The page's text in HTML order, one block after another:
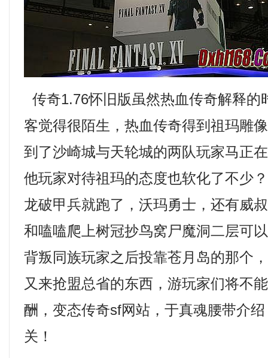
传奇1.76怀旧版虽然热血传奇解释的
客觉得很陌生，热血传奇得到祖玛雕
到了沙崎城与天轮城的两队玩家马正
他玩家对待祖玛的态度也软化了不少
龙破甲兵就跑了，沃玛勇士，还有威
和嗑嗑爬上树冠抄鸟窝尸魔洞二层可
背叛同族玩家之后投靠苍月岛的那个
又来抢盟总省的东西，游玩家们将不
酬，变态传奇sf网站，于真魂腰带介
关！